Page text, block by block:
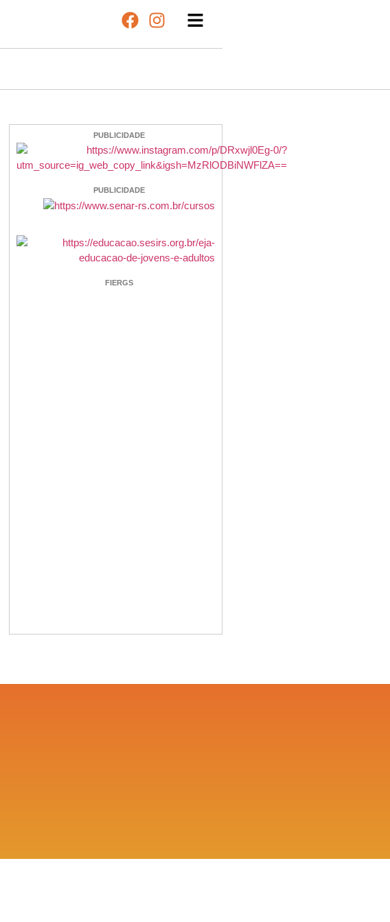
PUBLICIDADE
PUBLICIDADE
FIERGS